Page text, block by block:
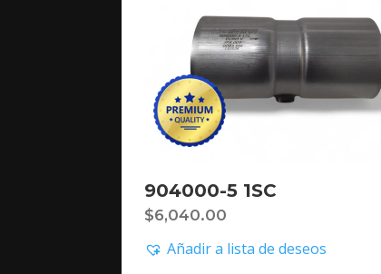
904000-5 1SC
$6,040.00
Añadir a lista de deseos